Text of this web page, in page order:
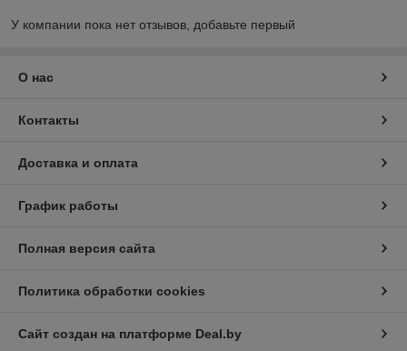
У компании пока нет отзывов, добавьте первый
О нас
Контакты
Доставка и оплата
График работы
Полная версия сайта
Политика обработки cookies
Сайт создан на платформе Deal.by